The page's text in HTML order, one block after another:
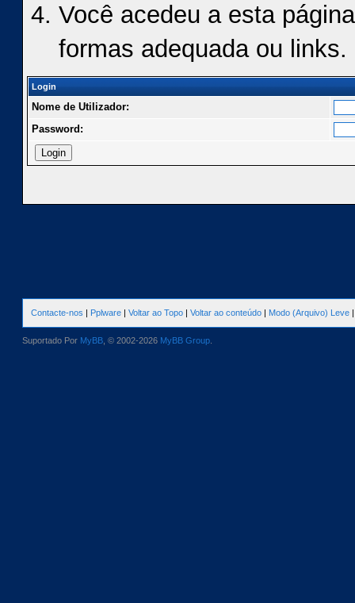
Você acedeu a esta
formas adequada ou links.
Login
Nome de Utilizador:
Password:
Contacte-nos | Pplware | Voltar ao Topo | Voltar ao conteúdo | Modo (Arquivo) Leve
Suportado Por MyBB , © 2002-2026 MyBB Group